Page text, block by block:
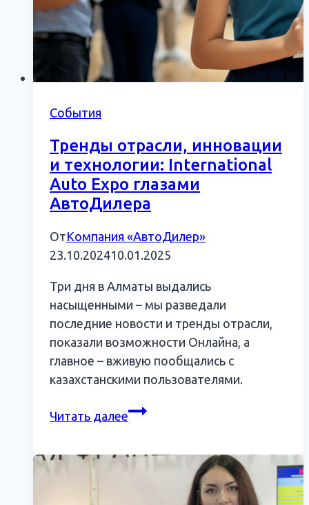
События
Тренды отрасли, инновации
и технологии: International
Auto Expo глазами
АвтоДилера
ОтКомпания «АвтоДилер»
23.10.202410.01.2025
Три дня в Алматы выдались
насыщенными – мы разведали
последние новости и тренды отрасли,
показали возможности Онлайна, а
главное – вживую пообщались с
казахстанскими пользователями.
Читать далееТренды
технологии: International